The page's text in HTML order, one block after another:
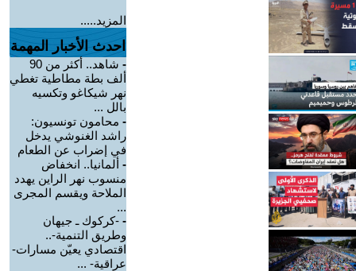
المزيد.....
احدث الأخبار المهمة
-
شاهد.. أكثر من 90
ألف بطة مطاطية تغطي
نهر شيكاغو وتكسيه
بالل ...
- محامون تونسيون:
راشد الغنوشي يدخل
في إضراب عن الطعام
- ألمانيا.. انخفاض
منسوب نهر الراين يهدد
الملاحة ويقسم المجرى
...
- -كركوك ـ جيهان
وطريق التنمية-..
اقتصادي يعيّن مسارات-
عراقية- ...